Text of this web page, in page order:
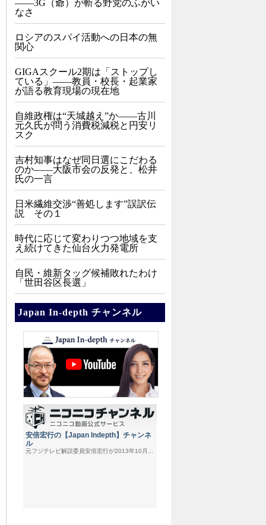
――3G（爺）が斬る野党のふがい
なさ
ロシアのスパイ活動への日本の無
関心
GIGAスクール2期は「ストップし
ている」——教員・校長・起業家
が語る教育現場の現在地
自維政権は“天城越え”か――古川
元久氏が問う消費税減税と円安リ
スク
吉村知事はなぜ同日選にこだわる
のか――大阪市会の反発と、松井
氏の一言
日米繊維交渉“善処します”誤訳伝
説 その１
時代に応じて変わりつつ地域を支
え続けてきた仙台火力発電所
自民・維新タッグ候補敗れたわけ
「世田谷区長選」
Japan In-depth チャンネル